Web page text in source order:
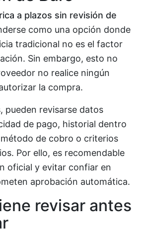
a plazos sin revisión de
como una opción donde
tradicional no es el factor
Sin embargo, esto no
no realice ningún
la compra.
pueden revisarse datos
de pago, historial dentro
de cobro o criterios
Por ello, es recomendable
oficial y evitar confiar en
aprobación automática.
revisar antes